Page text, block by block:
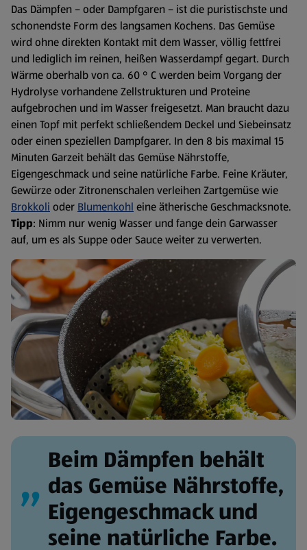
Das Dämpfen – oder Dampfgaren – ist die puristischste und
schonendste Form des langsamen Kochens. Das Gemüse
wird ohne direkten Kontakt mit dem Wasser, völlig fettfrei
und lediglich im reinen, heißen Wasserdampf gegart. Durch
Wärme oberhalb von ca. 60 ° C werden beim Vorgang der
Hydrolyse vorhandene Zellstrukturen und Proteine
aufgebrochen und im Wasser freigesetzt. Man braucht dazu
einen Topf mit perfekt schließendem Deckel und Siebeinsatz
oder einen speziellen Dampfgarer. In den 8 bis maximal 15
Minuten Garzeit behält das Gemüse Nährstoffe,
Eigengeschmack und seine natürliche Farbe. Feine Kräuter,
Gewürze oder Zitronenschalen verleihen Zartgemüse wie
Brokkoli oder Blumenkohl eine ätherische Geschmacksnote.
Tipp: Nimm nur wenig Wasser und fange dein Garwasser
auf, um es als Suppe oder Sauce weiter zu verwerten.
Beim Dämpfen behält
das Gemüse Nährstoffe,
Eigengeschmack und
seine natürliche Farbe.